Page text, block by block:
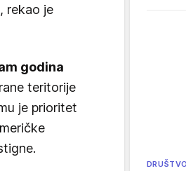
rekao je
godina
teritorije
je prioritet
DRUŠTVO